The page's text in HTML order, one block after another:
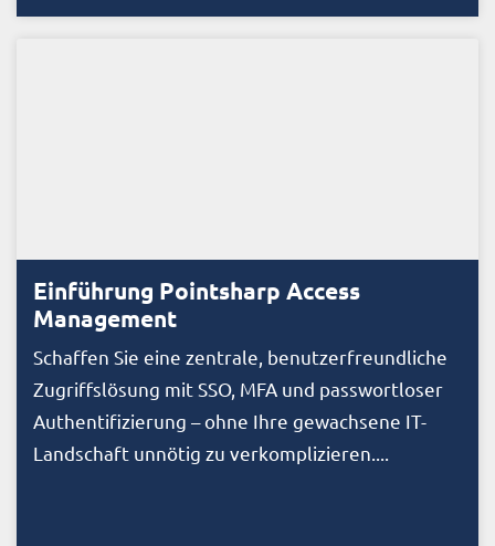
Einführung Pointsharp Access
Management
Schaffen Sie eine zentrale, benutzerfreundliche
Zugriffslösung mit SSO, MFA und passwortloser
Authentifizierung – ohne Ihre gewachsene IT-
Landschaft unnötig zu verkomplizieren....